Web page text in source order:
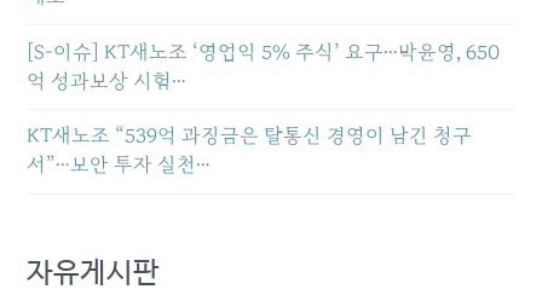
[S-이슈] KT새노조 ‘영업익 5% 주식’ 요구…박윤영, 650
억 성과보상 시험…
KT새노조 “539억 과징금은 탈통신 경영이 남긴 청구
서”…보안 투자 실천…
자유게시판